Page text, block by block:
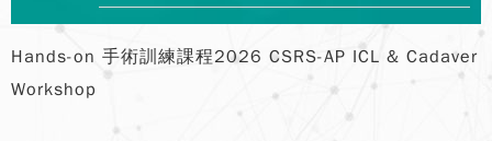
Hands-on 手術訓練課程2026 CSRS-AP ICL & Cadaver
Workshop